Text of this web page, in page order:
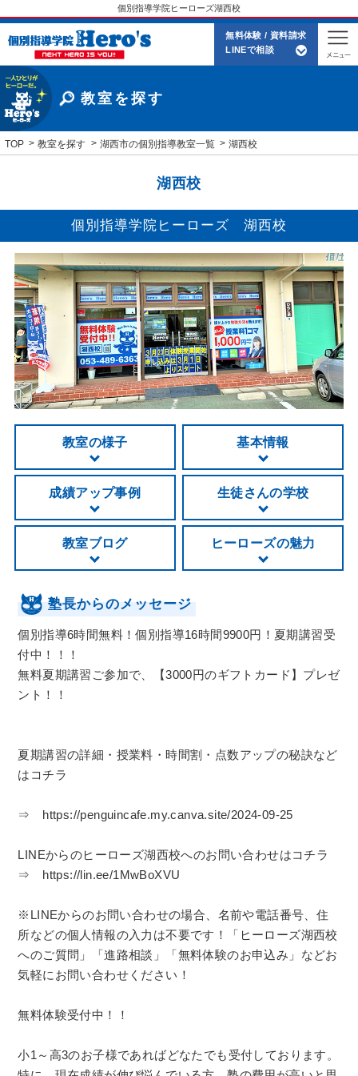
個別指導学院ヒーローズ湖西校
無料体験 / 資料請求
LINEで相談
教室を探す
TOP 教室を探す 湖西市の個別指導教室一覧 湖西校
湖西校
個別指導学院ヒーローズ 湖西校
教室の様子 基本情報
成績アップ事例 生徒さんの学校
教室ブログ ヒーローズの魅力
塾長からのメッセージ
個別指導6時間無料！個別指導16時間9900円！夏期講習受
付中！！！
無料夏期講習ご参加で、【3000円のギフトカード】プレゼ
ント！！
夏期講習の詳細・授業料・時間割・点数アップの秘訣など
はコチラ
⇒ https://penguincafe.my.canva.site/2024-09-25
LINEからのヒーローズ湖西校へのお問い合わせはコチラ
⇒ https://lin.ee/1MwBoXVU
※LINEからのお問い合わせの場合、名前や電話番号、住
所などの個人情報の入力は不要です！「ヒーローズ湖西校
へのご質問」「進路相談」「無料体験のお申込み」などお
気軽にお問い合わせください！
無料体験受付中！！
小1～高3のお子様であればどなたでも受付しております。